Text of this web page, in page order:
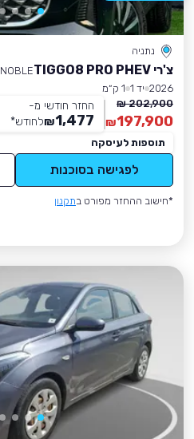
נתניה
צ'רי TIGGO8 PRO PHEV
NOBLE
2026 יד 1
1 ק״מ
202,900 ₪
197,900
₪
החזר חודשי מ-
1,477
₪לחודש*
תוספות לעיסקה
לפגישה בסוכנות
*חישוב ההחזר מפורט בתקנון